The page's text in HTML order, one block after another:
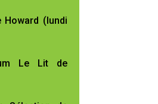
Howard (lundi
Le Lit de